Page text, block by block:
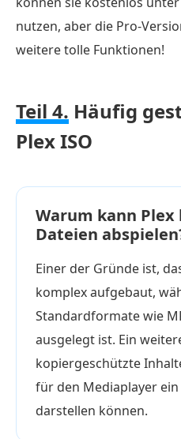
nutzen, aber die Pro-
weitere tolle Funktionen!
Teil 4. Häufig
Plex ISO
Warum kann Plex
Dateien
Einer der Gründe ist,
komplex aufgebaut,
Standardformate wie
ausgelegt ist. Ein
kopiergeschützte
für den Mediaplayer
darstellen können.